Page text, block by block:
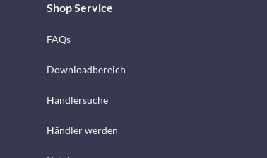
Shop Service
FAQs
Downloadbereich
Händlersuche
Händler werden